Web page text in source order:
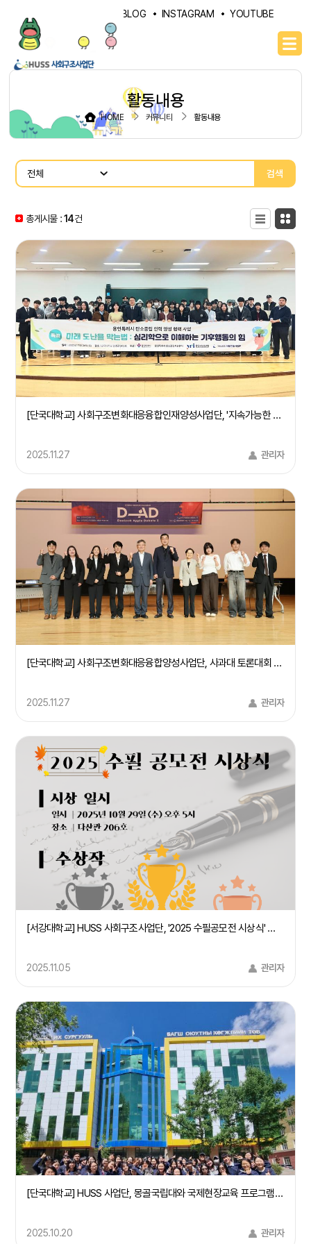
NAVER BLOG INSTAGRAM YOUTUBE
활동내용
HOME 커뮤니티 활동내용
검색
총게시물 :14건
목록형
[단국대학교] 사회구조변화대응융합인재양성사업단, '지속가능한 지구환경을 위한 기후행동 캠페인' 개최(25/11/24)
2025.11.27 관리자
[단국대학교] 사회구조변화대응융합양성사업단, 사과대 토론대회 및 시민특강 개최(25/9/24)
2025.11.27 관리자
[서강대학교] HUSS 사회구조사업단, '2025 수필공모전 시상식' 개최(25.10.29)
2025.11.05 관리자
[단국대학교] HUSS 사업단, 몽골국립대와 국제현장교육 프로그램 성료
2025.10.20 관리자